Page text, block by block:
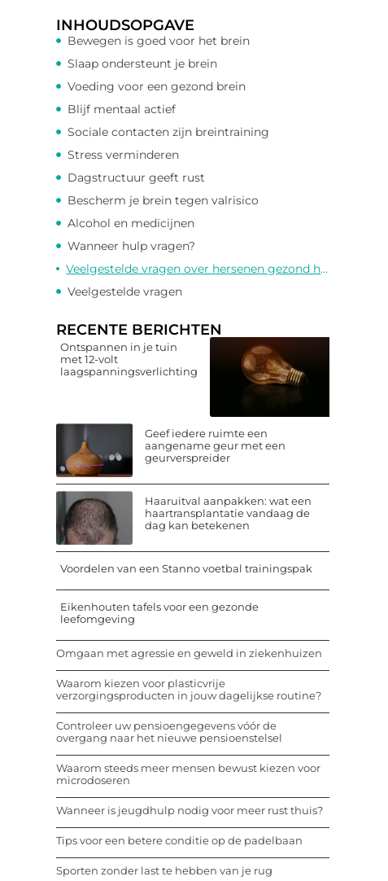
INHOUDSOPGAVE
Bewegen is goed voor het brein
Slaap ondersteunt je brein
Voeding voor een gezond brein
Blijf mentaal actief
Sociale contacten zijn breintraining
Stress verminderen
Dagstructuur geeft rust
Bescherm je brein tegen valrisico
Alcohol en medicijnen
Wanneer hulp vragen?
Veelgestelde vragen over hersenen gezond houden bij ouderen
Veelgestelde vragen
RECENTE BERICHTEN
Ontspannen in je tuin
met 12-volt
laagspanningsverlichting
Geef iedere ruimte een
aangename geur met een
geurverspreider
Haaruitval aanpakken: wat een
haartransplantatie vandaag de
dag kan betekenen
Voordelen van een Stanno voetbal trainingspak
Eikenhouten tafels voor een gezonde
leefomgeving
Omgaan met agressie en geweld in ziekenhuizen
Waarom kiezen voor plasticvrije
verzorgingsproducten in jouw dagelijkse routine?
Controleer uw pensioengegevens vóór de
overgang naar het nieuwe pensioenstelsel
Waarom steeds meer mensen bewust kiezen voor
microdoseren
Wanneer is jeugdhulp nodig voor meer rust thuis?
Tips voor een betere conditie op de padelbaan
Sporten zonder last te hebben van je rug